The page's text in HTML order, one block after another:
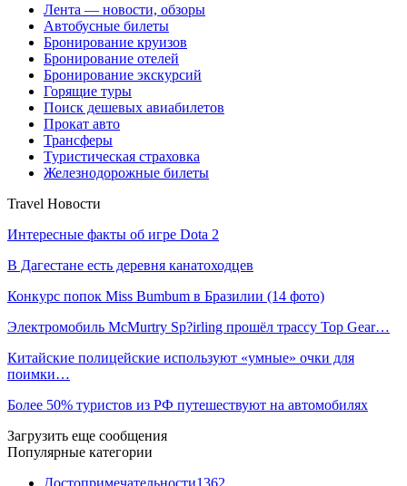
Лента — новости, обзоры
Автобусные билеты
Бронирование круизов
Бронирование отелей
Бронирование экскурсий
Горящие туры
Поиск дешевых авиабилетов
Прокат авто
Трансферы
Туристическая страховка
Железнодорожные билеты
Travel Новости
Интересные факты об игре Dota 2
В Дагестане есть деревня канатоходцев
Конкурс попок Miss Bumbum в Бразилии (14 фото)
Электромобиль McMurtry Sp?irling прошёл трассу Top Gear…
Китайские полицейские используют «умные» очки для
поимки…
Более 50% туристов из РФ путешествуют на автомобилях
Загрузить еще сообщения
Популярные категории
Достопримечательности1362